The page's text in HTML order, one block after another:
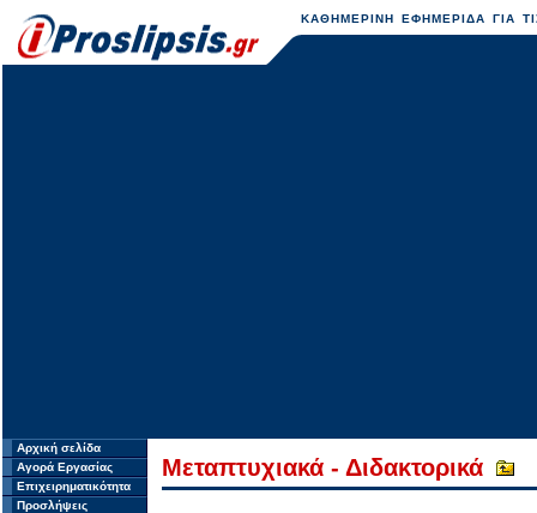
ΚΑΘΗΜΕΡΙΝΗ ΕΦΗΜΕΡΙΔΑ ΓΙΑ
Αρχική σελίδα
Αγορά Εργασίας
Επιχειρηματικότητα
Προσλήψεις
Μεταπτυχιακά - Διδακτορικά